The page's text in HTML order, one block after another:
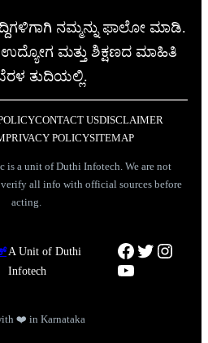
ನಮ್ಮನ್ನು ಫಾಲೋ ಮಾಡಿ.
ಮತ್ತು ಶಿಕ್ಷಣದ ಮಾಹಿತಿ
ತುದಿಯಲ್ಲಿ.
CONTACT USDISCLAIMER
PRIVACY POLICYSITEMAP
is a unit of Duthi Infotech. We are not
all info with official sources before
acting.
A Unit of Duthi
Infotech
Facebook
Twitter
YouTube
❤️ in Karnataka